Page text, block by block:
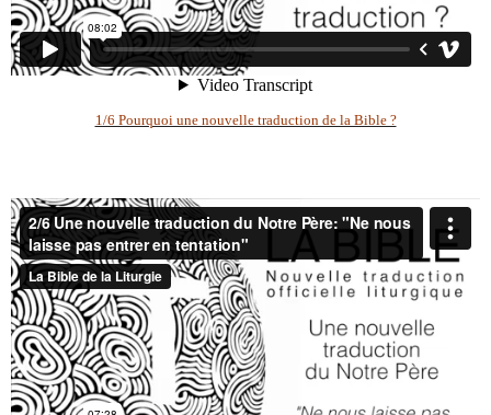
1/6 Pourquoi une nouvelle traduction de la Bible ?